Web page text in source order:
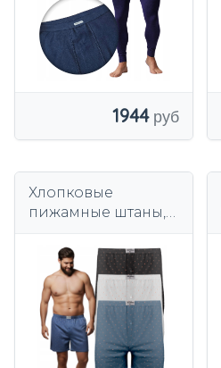
1944
Хлопковые
пижамные штаны,
шорты для сна,
размер XL, 3 шт.